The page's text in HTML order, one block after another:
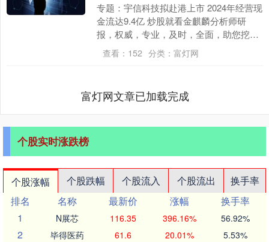
专题：宇信科技拟赴港上市 2024年经营现
金流达9.4亿 炒股就看金麒麟分析师研
报，权威，专业，及时，全面，助您挖掘
潜力主题机会！ 【相关阅读】行业增长向
上宇信....
查看： 152 分类： 富灯网
富灯网文章已加载完成
个股实时涨跌榜
个股涨幅 个股跌幅 个股流入 个股流出
换手率
排名
名称 最新价 涨幅
换手率
1
N展芯 116.35 396.16% 56.92%
2 毕得医药 61.6 20.01% 5.53%